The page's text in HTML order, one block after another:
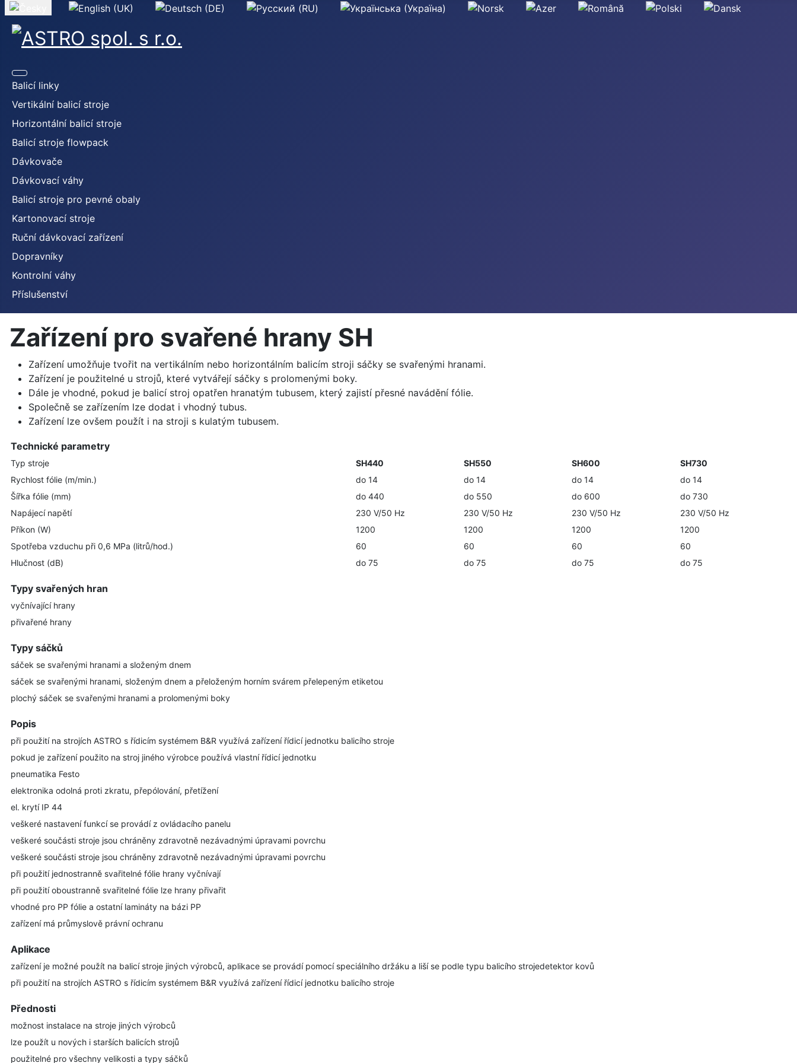
Zvolte jazyk
Balicí linky
Vertikální balicí stroje
Horizontální balicí stroje
Balicí stroje flowpack
Dávkovače
Dávkovací váhy
Balicí stroje pro pevné obaly
Kartonovací stroje
Ruční dávkovací zařízení
Dopravníky
Kontrolní váhy
Příslušenství
Zařízení pro svařené hrany SH
Zařízení umožňuje tvořit na vertikálním nebo horizontálním balicím stroji sáčky se svařenými hranami.
Zařízení je použitelné u strojů, které vytvářejí sáčky s prolomenými boky.
Dále je vhodné, pokud je balicí stroj opatřen hranatým tubusem, který zajistí přesné navádění fólie.
Společně se zařízením lze dodat i vhodný tubus.
Zařízení lze ovšem použít i na stroji s kulatým tubusem.
Technické parametry
Typ stroje SH440 SH550 SH600
SH730
Rychlost fólie (m/min.)
do 14 do 14 do 14
do 14
Šířka fólie (mm)
do 440 do 550 do 600
do 730
Napájecí napětí
230 V/50 Hz 230 V/50 Hz 230 V/50 Hz
230 V/50 Hz
Příkon (W)
1200 1200 1200
1200
Spotřeba vzduchu při 0,6 MPa (litrů/hod.)
60 60 60
60
Hlučnost (dB)
do 75 do 75 do 75 do 75
Typy svařených hran
vyčnívající hrany
přivařené hrany
Typy sáčků
sáček se svařenými hranami a složeným dnem
sáček se svařenými hranami, složeným dnem a přeloženým horním svárem přelepeným etiketou
plochý sáček se svařenými hranami a prolomenými boky
Popis
při použití na strojích ASTRO s řídicím systémem B&R využívá zařízení řídicí jednotku balicího stroje
pokud je zařízení použito na stroj jiného výrobce používá vlastní řídicí jednotku
pneumatika Festo
elektronika odolná proti zkratu, přepólování, přetížení
el. krytí IP 44
veškeré nastavení funkcí se provádí z ovládacího panelu
veškeré součásti stroje jsou chráněny zdravotně nezávadnými úpravami povrchu
veškeré součásti stroje jsou chráněny zdravotně nezávadnými úpravami povrchu
při použití jednostranně svařitelné fólie hrany vyčnívají
při použití oboustranně svařitelné fólie lze hrany přivařit
vhodné pro PP fólie a ostatní lamináty na bázi PP
zařízení má průmyslově právní ochranu
Aplikace
zařízení je možné použít na balicí stroje jiných výrobců, aplikace se provádí pomocí speciálního držáku a liší se podle typu balicího strojedetektor kovů
při použití na strojích ASTRO s řídicím systémem B&R využívá zařízení řídicí jednotku balicího stroje
Přednosti
možnost instalace na stroje jiných výrobců
lze použít u nových i starších balicích strojů
použitelné pro všechny velikosti a typy sáčků